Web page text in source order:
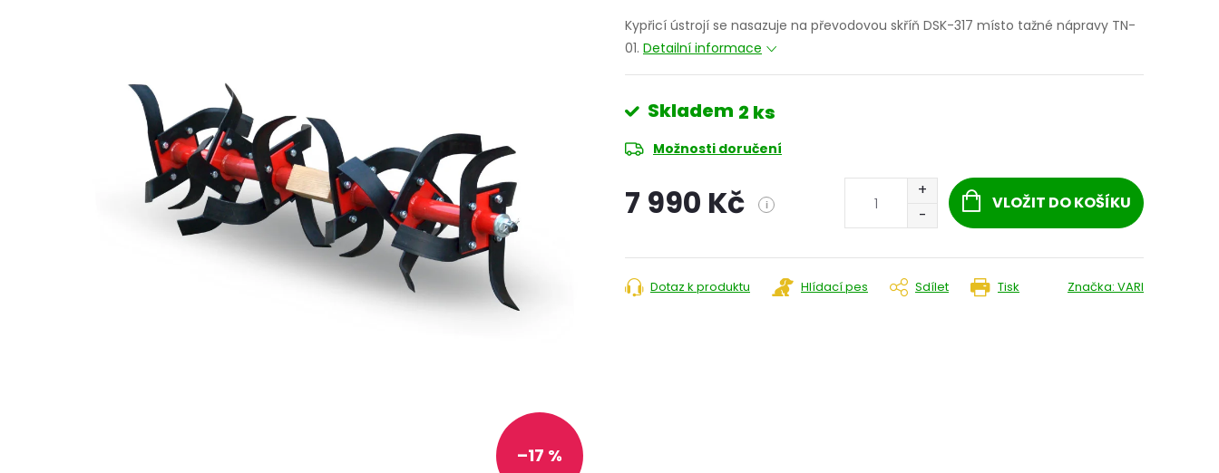
–17 %
Kypřicí ústrojí se nasazuje na převodovou skříň DSK-317 místo tažné nápravy TN-
01. Detailní informace
Skladem 2 ks
Možnosti doručení
7 990 Kč i VLOŽIT DO KOŠÍKU
Tisk
Dotaz k produktu Hlídací pes Sdílet Značka: VARI